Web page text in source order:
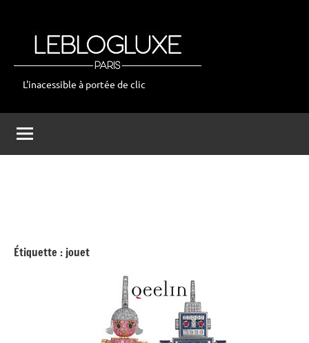
L'inacessible à portée de clic
Étiquette : jouet